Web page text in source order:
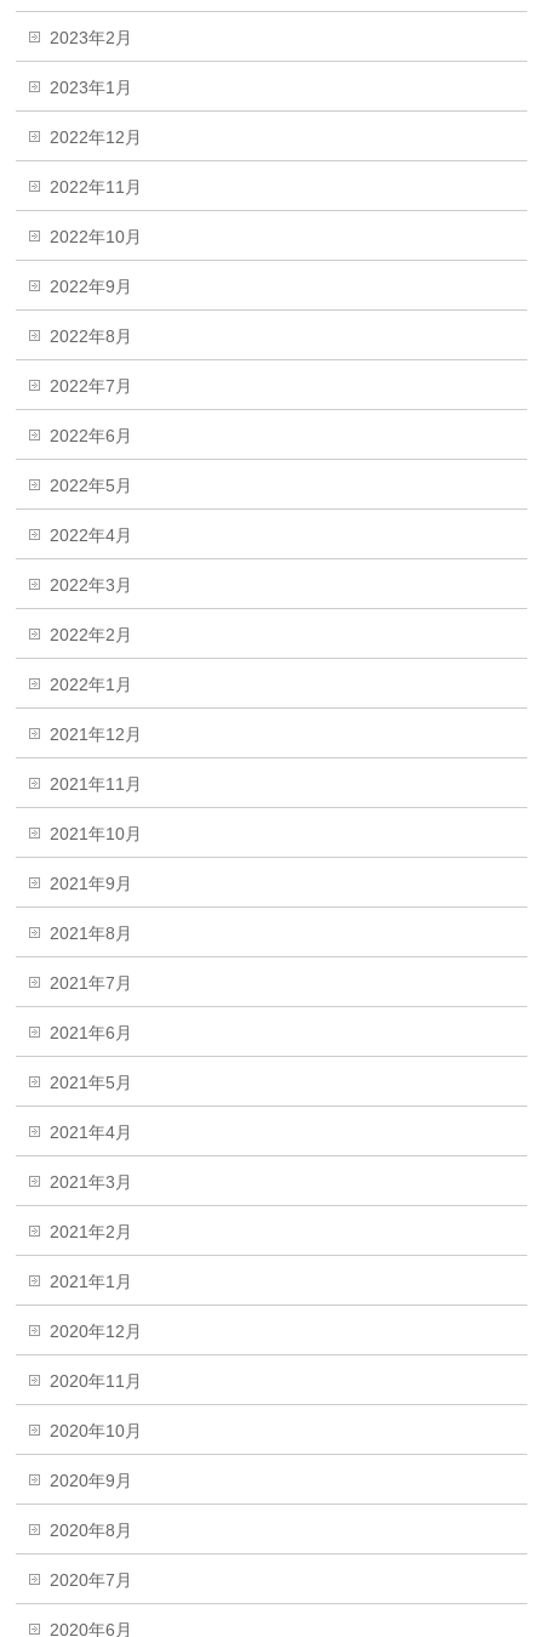
2023年2月
2023年1月
2022年12月
2022年11月
2022年10月
2022年9月
2022年8月
2022年7月
2022年6月
2022年5月
2022年4月
2022年3月
2022年2月
2022年1月
2021年12月
2021年11月
2021年10月
2021年9月
2021年8月
2021年7月
2021年6月
2021年5月
2021年4月
2021年3月
2021年2月
2021年1月
2020年12月
2020年11月
2020年10月
2020年9月
2020年8月
2020年7月
2020年6月